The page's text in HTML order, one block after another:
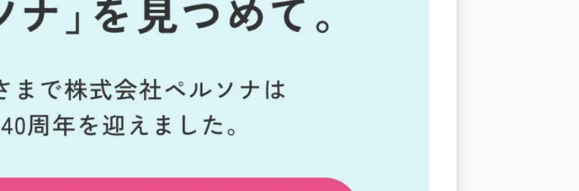
litta（電子マネー）